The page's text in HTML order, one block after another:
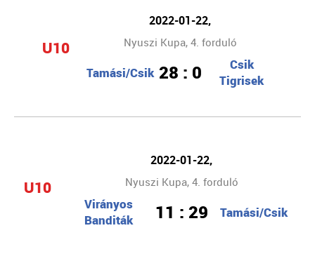
U10
2022-01-22,
Nyuszi Kupa, 4. forduló
Tamási/Csik 28 : 0
Csik
Tigrisek
U10
2022-01-22,
Nyuszi Kupa, 4. forduló
Virányos
Banditák
11 : 29 Tamási/Csik